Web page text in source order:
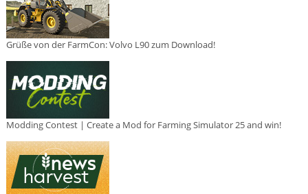
Grüße von der FarmCon: Volvo L90 zum Download!
Modding Contest | Create a Mod for Farming Simulator 25 and win!